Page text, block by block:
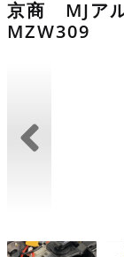
へ
キ
支払い
メーカーから探
京商 MJア
MZW309